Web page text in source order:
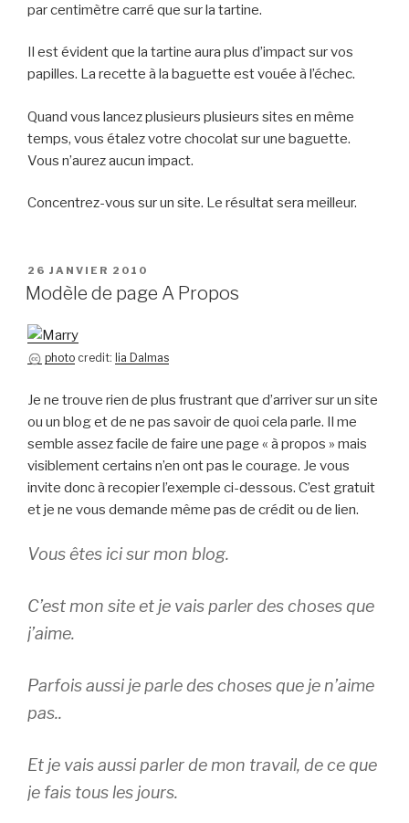
par centimètre carré que sur la tartine.
Il est évident que la tartine aura plus d’impact sur vos
papilles. La recette à la baguette est vouée à l’échec.
Quand vous lancez plusieurs plusieurs sites en même
temps, vous étalez votre chocolat sur une baguette.
Vous n’aurez aucun impact.
Concentrez-vous sur un site. Le résultat sera meilleur.
PUBLIÉ
LE
26 JANVIER 2010
Modèle de page A Propos
photo credit: lia Dalmas
Je ne trouve rien de plus frustrant que d’arriver sur un site
ou un blog et de ne pas savoir de quoi cela parle. Il me
semble assez facile de faire une page « à propos » mais
visiblement certains n’en ont pas le courage. Je vous
invite donc à recopier l’exemple ci-dessous. C’est gratuit
et je ne vous demande même pas de crédit ou de lien.
Vous êtes ici sur mon blog.
C’est mon site et je vais parler des choses que
j’aime.
Parfois aussi je parle des choses que je n’aime
pas..
Et je vais aussi parler de mon travail, de ce que
je fais tous les jours.